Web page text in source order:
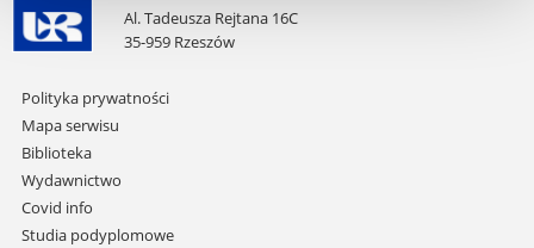
Al. Tadeusza Rejtana 16C
35-959 Rzeszów
Pomiń
nawigację
i
przejdź
do
treści
Polityka prywatności
Mapa serwisu
Biblioteka
Wydawnictwo
Covid info
Studia podyplomowe